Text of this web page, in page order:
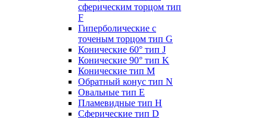
сферическим торцом тип
F
Гиперболические с
точеным торцом тип G
Конические 60° тип J
Конические 90° тип K
Конические тип M
Обратный конус тип N
Овальные тип E
Пламевидные тип H
Сферические тип D